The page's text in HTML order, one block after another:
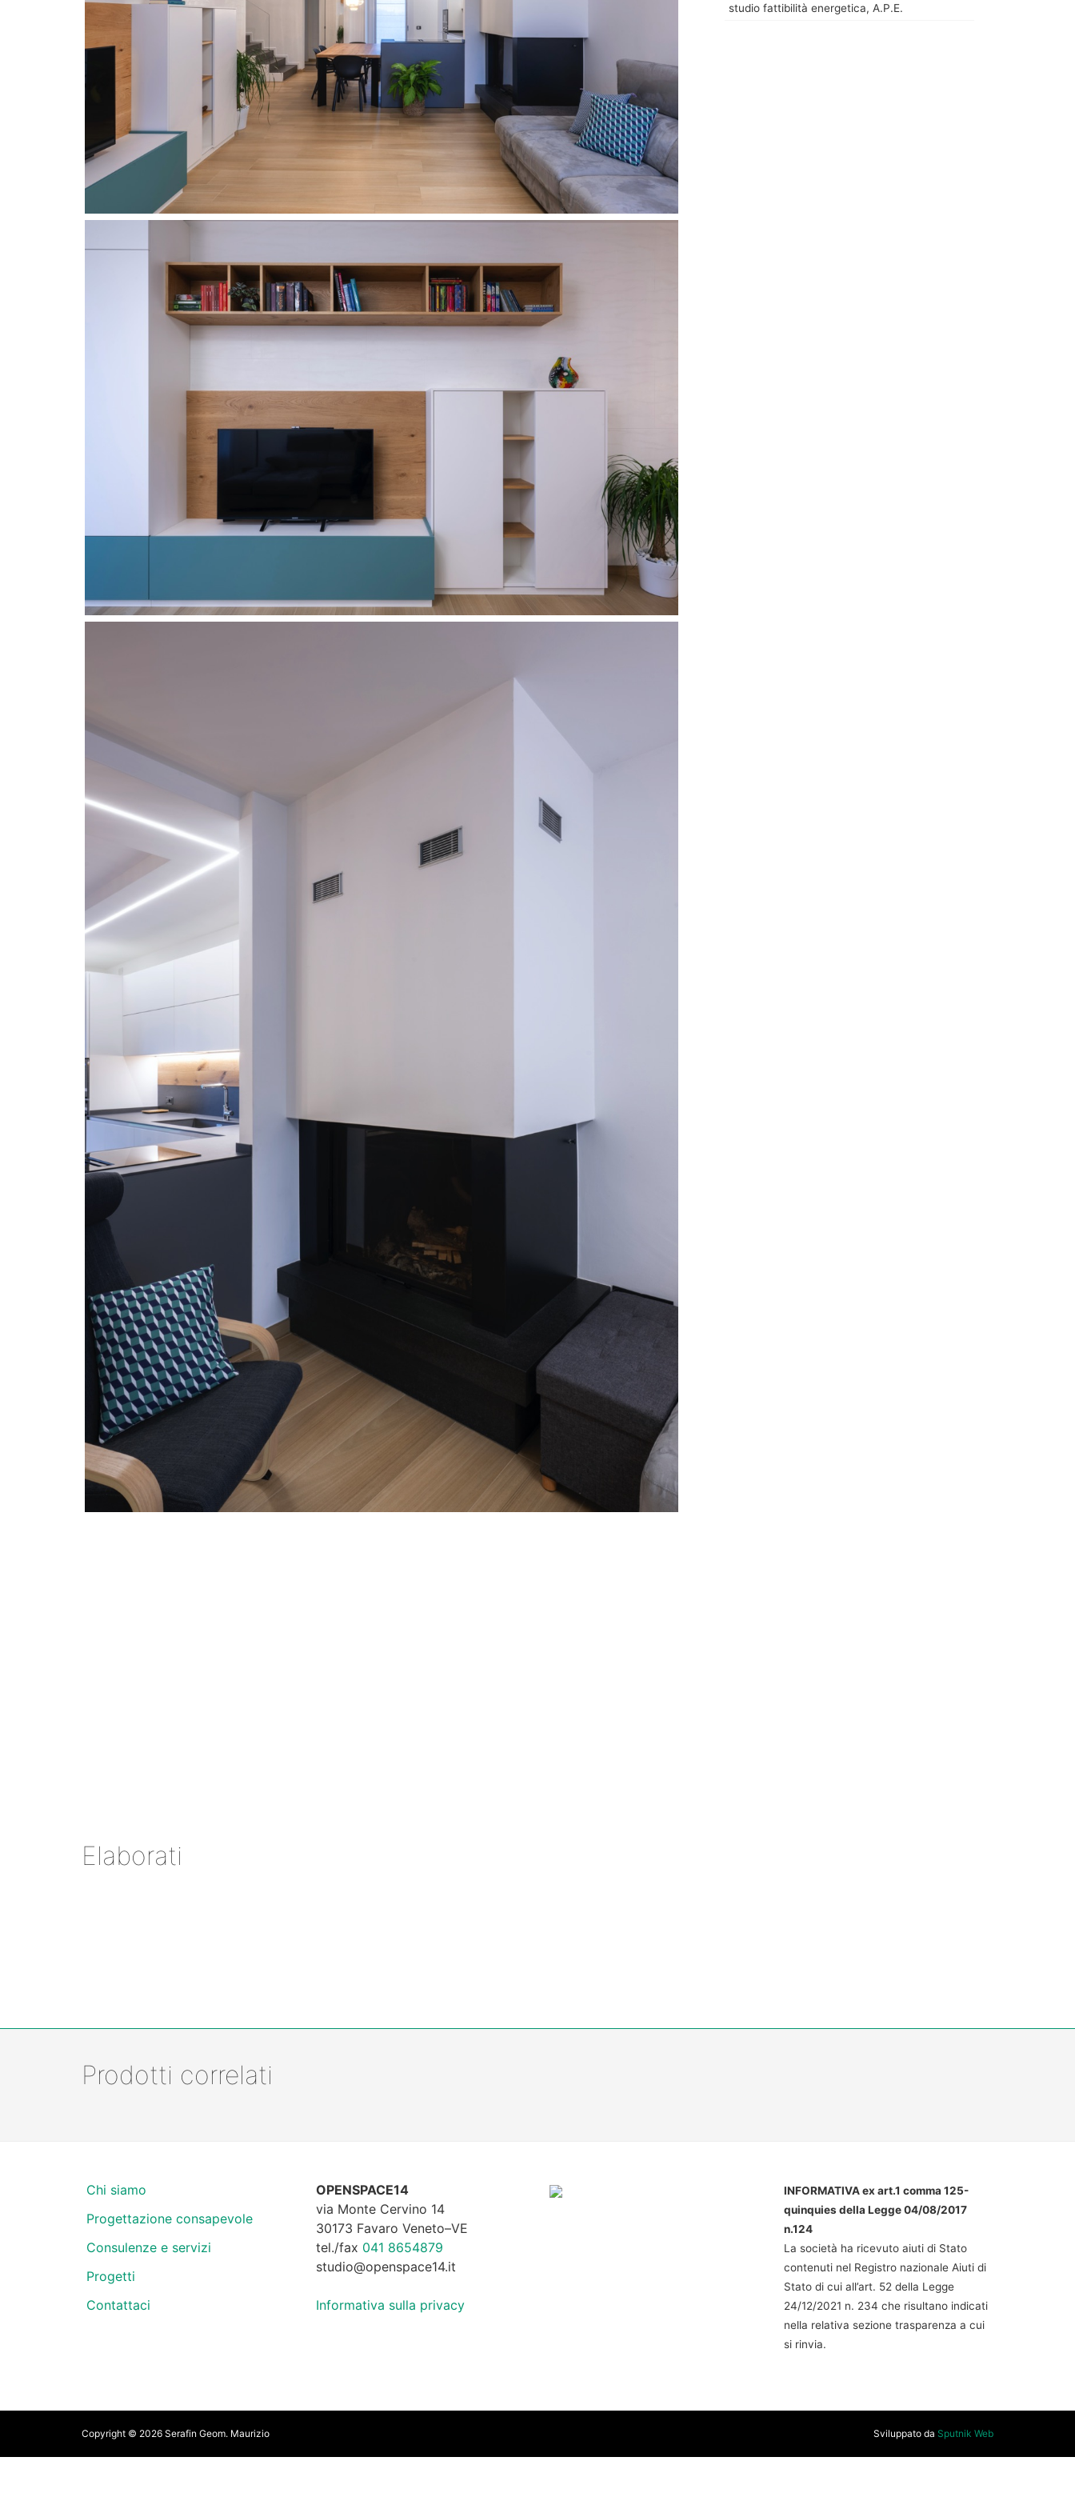
Elaborati
studio fattibilità energetica, A.P.E.
Prodotti correlati
Chi siamo
Progettazione consapevole
Consulenze e servizi
Progetti
Contattaci
OPENSPACE14
via Monte Cervino 14
30173 Favaro Veneto–VE
tel./fax 041 8654879
studio@openspace14.it
Informativa sulla privacy
INFORMATIVA ex art.1 comma 125-
quinquies della Legge 04/08/2017
n.124
La società ha ricevuto aiuti di Stato
contenuti nel Registro nazionale Aiuti di
Stato di cui all’art. 52 della Legge
24/12/2021 n. 234 che risultano indicati
nella relativa sezione trasparenza a cui
si rinvia.
Copyright © 2026 Serafin Geom. Maurizio Sviluppato da Sputnik Web